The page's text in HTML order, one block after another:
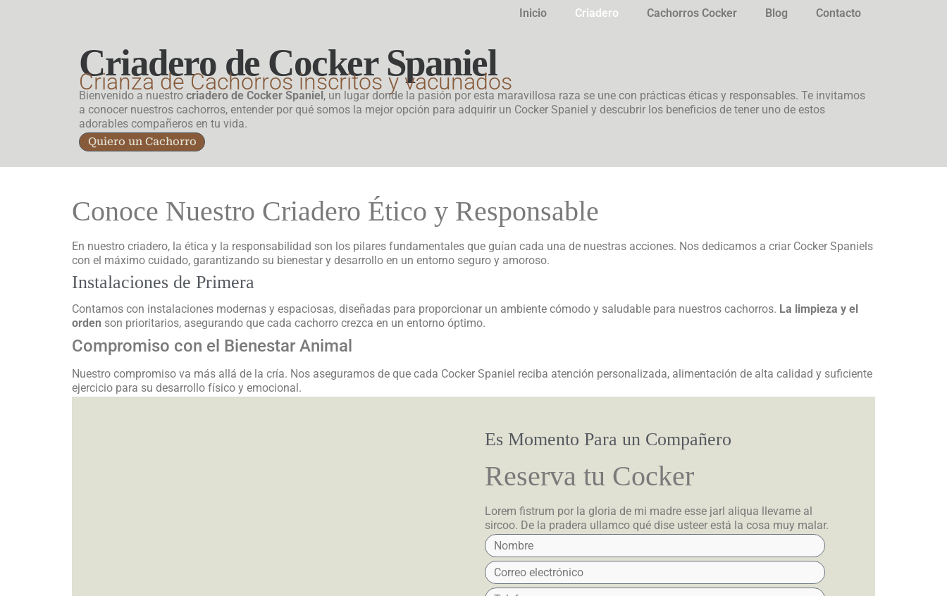
Inicio Criadero Cachorros Cocker Blog Contacto
Criadero de Cocker Spaniel
Crianza de Cachorros inscritos y vacunados
Bienvenido a nuestro criadero de Cocker Spaniel, un lugar donde la pasión por esta maravillosa raza se une con prácticas éticas y responsables. Te invitamos
a conocer nuestros cachorros, entender por qué somos la mejor opción para adquirir un Cocker Spaniel y descubrir los beneficios de tener uno de estos
adorables compañeros en tu vida.
Quiero un Cachorro
Conoce Nuestro Criadero Ético y Responsable
En nuestro criadero, la ética y la responsabilidad son los pilares fundamentales que guían cada una de nuestras acciones. Nos dedicamos a criar Cocker Spaniels
con el máximo cuidado, garantizando su bienestar y desarrollo en un entorno seguro y amoroso.
Instalaciones de Primera
Contamos con instalaciones modernas y espaciosas, diseñadas para proporcionar un ambiente cómodo y saludable para nuestros cachorros. La limpieza y el
orden son prioritarios, asegurando que cada cachorro crezca en un entorno óptimo.
Compromiso con el Bienestar Animal
Nuestro compromiso va más allá de la cría. Nos aseguramos de que cada Cocker Spaniel reciba atención personalizada, alimentación de alta calidad y suficiente
ejercicio para su desarrollo físico y emocional.
Es Momento Para un Compañero
Reserva tu Cocker
Lorem fistrum por la gloria de mi madre esse jarl aliqua llevame al
sircoo. De la pradera ullamco qué dise usteer está la cosa muy malar.